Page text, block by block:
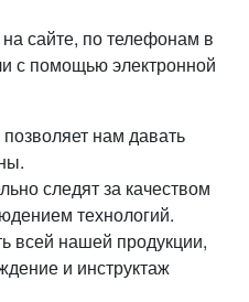
сайте, по телефонам в
с помощью электронной
нам давать
следят за качеством
технологий.
всей нашей продукции,
и инструктаж